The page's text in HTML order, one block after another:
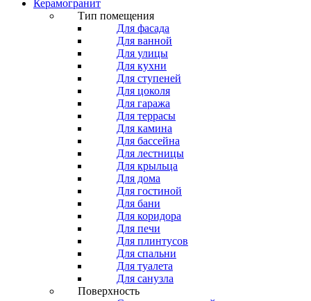
Керамогранит
Тип помещения
Для фасада
Для ванной
Для улицы
Для кухни
Для ступеней
Для цоколя
Для гаража
Для террасы
Для камина
Для бассейна
Для лестницы
Для крыльца
Для дома
Для гостиной
Для бани
Для коридора
Для печи
Для плинтусов
Для спальни
Для туалета
Для санузла
Поверхность